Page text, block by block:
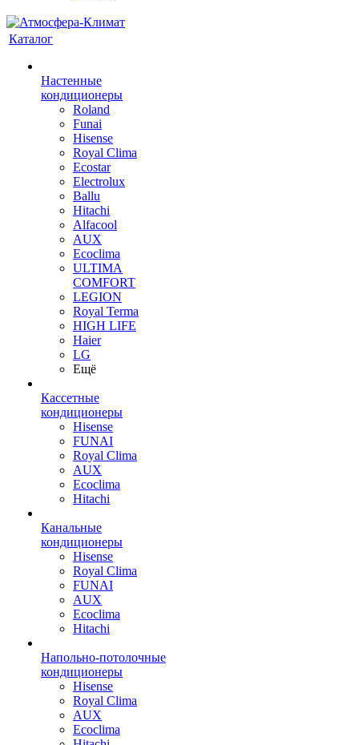
Каталог
Настенные
кондиционеры
Roland
Funai
Hisense
Royal Clima
Ecostar
Electrolux
Ballu
Hitachi
Alfacool
AUX
Ecoclima
ULTIMA
COMFORT
LEGION
Royal Terma
HIGH LIFE
Haier
LG
Ещё
Кассетные
кондиционеры
Hisense
FUNAI
Royal Clima
AUX
Ecoclima
Hitachi
Канальные
кондиционеры
Hisense
Royal Clima
FUNAI
AUX
Ecoclima
Hitachi
Напольно-потолочные
кондиционеры
Hisense
Royal Clima
AUX
Ecoclima